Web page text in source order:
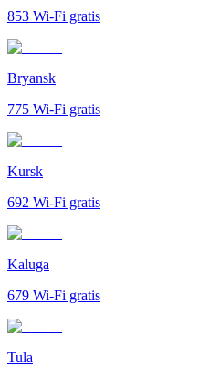
853 Wi-Fi gratis
Bryansk
775 Wi-Fi gratis
Kursk
692 Wi-Fi gratis
Kaluga
679 Wi-Fi gratis
Tula